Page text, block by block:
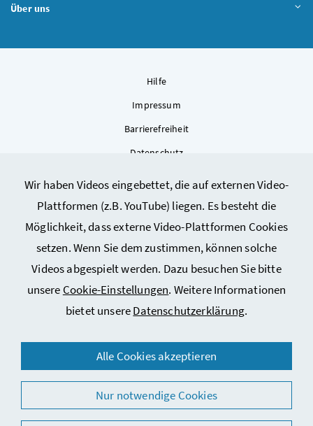
Wir haben Videos eingebettet, die auf externen Video-
Plattformen (z.B. YouTube) liegen. Es besteht die
Möglichkeit, dass externe Video-Plattformen Cookies
setzen. Wenn Sie dem zustimmen, können solche
Videos abgespielt werden. Dazu besuchen Sie bitte
unsere Cookie-Einstellungen. Weitere Informationen
bietet unsereDatenschutzerklärung.
Alle Cookies akzeptieren
Nur notwendige Cookies
Über uns
Hilfe
Impressum
Barrierefreiheit
Datenschutz
Sitemap
Cookie-Einstellungen
© 2026 Bundesministerium für Arbeit, Soziales, Gesundheit,
Pflege und Konsumentenschutz